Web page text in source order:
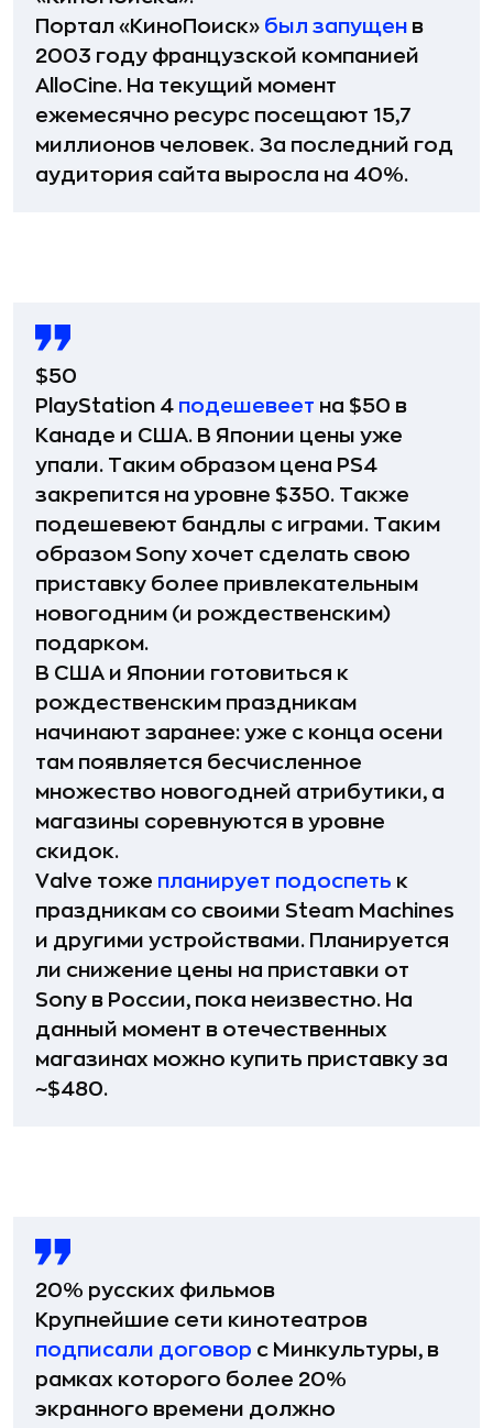
Портал «КиноПоиск» был запущен в
2003 году французской компанией
AlloCine. На текущий момент
ежемесячно ресурс посещают 15,7
миллионов человек. За последний год
аудитория сайта выросла на 40%.
$50
PlayStation 4 подешевеет на $50 в
Канаде и США. В Японии цены уже
упали. Таким образом цена PS4
закрепится на уровне $350. Также
подешевеют бандлы с играми. Таким
образом Sony хочет сделать свою
приставку более привлекательным
новогодним (и рождественским)
подарком.
В США и Японии готовиться к
рождественским праздникам
начинают заранее: уже с конца осени
там появляется бесчисленное
множество новогодней атрибутики, а
магазины соревнуются в уровне
скидок.
Valve тоже планирует подоспеть к
праздникам со своими Steam Machines
и другими устройствами. Планируется
ли снижение цены на приставки от
Sony в России, пока неизвестно. На
данный момент в отечественных
магазинах можно купить приставку за
~$480.
20% русских фильмов
Крупнейшие сети кинотеатров
подписали договор с Минкультуры, в
рамках которого более 20%
экранного времени должно